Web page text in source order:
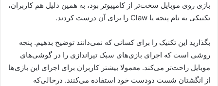
بازی روی موبایل سخت‌تر از کامپیوتر بود، به همین دلیل هم کاربران،
تکنیکی به نام پنجه یا Claw را برای آن درست کردند.
بگذارید این تکنیک را برای کسانی که نمی‌دانند توضیح بدهیم. پنجه
روشی است که اجرای بازی‌های سبک تیراندازی را در گوشی‌های
موبایل راحت‌تر می‌کند. معمولا بیشتر کاربران برای اجرای این بازی‌ها
از انگشتان شست دودست خود استفاده می‌کنند. درحالی‌که